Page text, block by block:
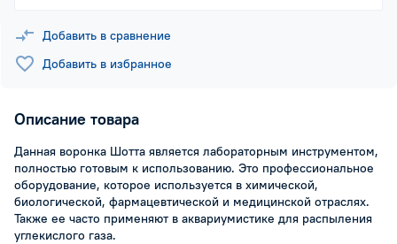
Добавить в сравнение
Добавить в избранное
Описание товара
Данная воронка Шотта является лабораторным инструментом,
полностью готовым к использованию. Это профессиональное
оборудование, которое используется в химической,
биологической, фармацевтической и медицинской отраслях.
Также ее часто применяют в аквариумистике для распыления
углекислого газа.